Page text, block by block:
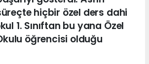
hiçbir özel ders dahi
1. Sınıftan bu yana Özel
öğrencisi olduğu